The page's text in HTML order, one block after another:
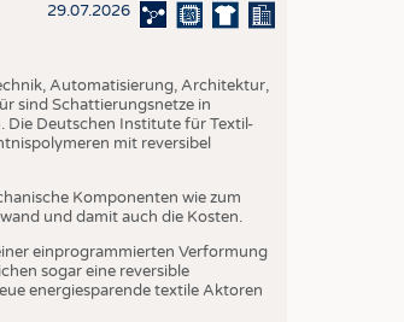
29.07.2026
Automatisierung, Architektur,
sind Schattierungsnetze in
Die Deutschen Institute für Textil-
mit reversibel
Komponenten wie zum
und damit auch die Kosten.
einprogrammierten Verformung
sogar eine reversible
energiesparende textile Aktoren